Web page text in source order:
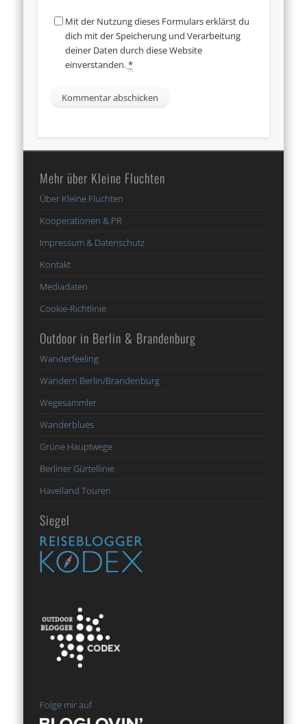
Mit der Nutzung dieses Formulars erklärst du
dich mit der Speicherung und Verarbeitung
deiner Daten durch diese Website
einverstanden.*
Mehr über Kleine Fluchten
Über Kleine Fluchten
Kooperationen & PR
Impressum & Datenschutz
Kontakt
Mediadaten
Cookie-Richtlinie
Outdoor in Berlin & Brandenburg
Wanderfeeling
Wandern Berlin/Brandenburg
Wegesammler
Wanderblues
Grüne Hauptwege
Berliner Gürtellinie
Havelland Touren
Siegel
Folge mir auf